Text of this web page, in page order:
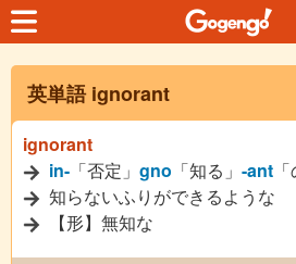
英単語 ignorant
ignorant
in- 「否定」 gno 「知る」 -ant
知らないふりができるような
【形】無知な